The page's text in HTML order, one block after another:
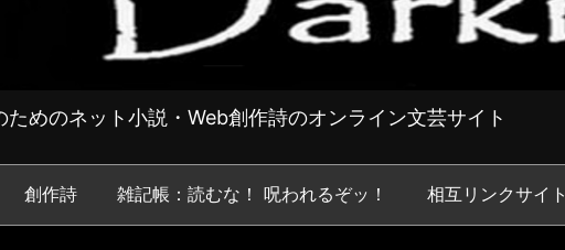
めのネット小説・Web創作詩のオンライン文芸サイト
創作詩 雑記帳：読むな！ 呪われるぞッ！ 相互リンクサイト